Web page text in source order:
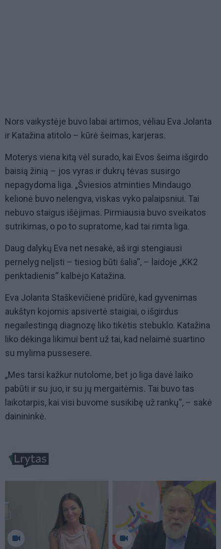
Nors vaikystėje buvo labai artimos, vėliau Eva Jolanta
ir Katažina atitolo – kūrė šeimas, karjeras.
Moterys viena kitą vėl surado, kai Evos šeima išgirdo
baisią žinią – jos vyras ir dukrų tėvas susirgo
nepagydoma liga. „Šviesios atminties Mindaugo
kelionė buvo nelengva, viskas vyko palaipsniui. Tai
nebuvo staigus išėjimas. Pirmiausia buvo sveikatos
sutrikimas, o po to supratome, kad tai rimta liga.
Daug dalykų Eva net nesakė, aš irgi stengiausi
pernelyg nelįsti – tiesiog būti šalia“, – laidoje „KK2
penktadienis“ kalbėjo Katažina.
Eva Jolanta Staškevičienė pridūrė, kad gyvenimas
aukštyn kojomis apsivertė staigiai, o išgirdus
negailestingą diagnozę liko tikėtis stebuklo. Katažina
liko dėkinga likimui bent už tai, kad nelaimė suartino
su mylima pussesere.
„Mes tarsi kažkur nutolome, bet jo liga davė laiko
pabūti ir su juo, ir su jų mergaitėmis. Tai buvo tas
laikotarpis, kai visi buvome susikibę už rankų“, – sakė
dainininkė.